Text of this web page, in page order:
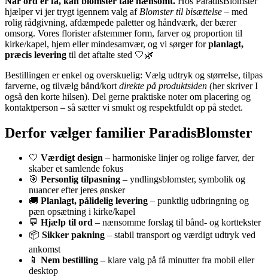
hjælper vi jer trygt igennem valg af Blomster til bisættelse – med
rolig rådgivning, afdæmpede paletter og håndværk, der bærer
omsorg. Vores florister afstemmer form, farver og proportion til
kirke/kapel, hjem eller mindesamvær, og vi sørger forplanlagt,
præcis levering til det aftalte sted 🤍🌿
Bestillingen er enkel og overskuelig: Vælg udtryk og størrelse, tilpas
farverne, og tilvælg bånd/kort direkte på produktsiden (her skriver I
også den korte hilsen). Del gerne praktiske noter om placering og
kontaktperson – så sætter vi smukt og respektfuldt op på stedet.
Derfor vælger familier ParadisBlomster
🤍 Værdigt design – harmoniske linjer og rolige farver, der
skaber et samlende fokus
🎯 Personlig tilpasning – yndlingsblomster, symbolik og
nuancer efter jeres ønsker
🚚 Planlagt, pålidelig levering – punktlig udbringning og
pæn opsætning i kirke/kapel
💬 Hjælp til ord – nænsomme forslag til bånd- og korttekster
📦 Sikker pakning – stabil transport og værdigt udtryk ved
ankomst
📱 Nem bestilling – klare valg på få minutter fra mobil eller
desktop